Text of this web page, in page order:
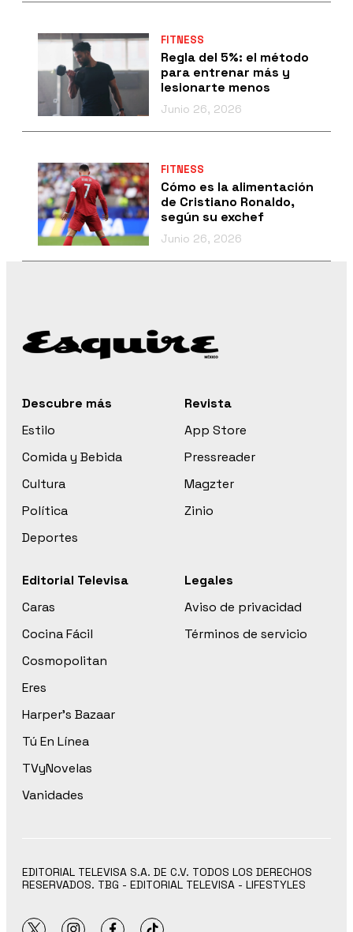
FITNESS
Regla del 5%: el método
para entrenar más y
lesionarte menos
Junio 26, 2026
FITNESS
Cómo es la alimentación
de Cristiano Ronaldo,
según su exchef
Junio 26, 2026
Descubre más
Estilo
Comida y Bebida
Cultura
Política
Deportes
Revista
App Store
Pressreader
Magzter
Zinio
Editorial Televisa
Caras
Cocina Fácil
Cosmopolitan
Eres
Harper’s Bazaar
Tú En Línea
TVyNovelas
Vanidades
Legales
Aviso de privacidad
Términos de servicio
EDITORIAL TELEVISA S.A. DE C.V. TODOS LOS DERECHOS
RESERVADOS. TBG - EDITORIAL TELEVISA - LIFESTYLES